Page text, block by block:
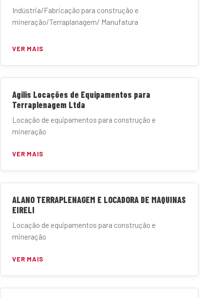
Indústria/Fabricação para construção e
mineração/Terraplanagem/ Manufatura
VER MAIS
Agilis Locações de Equipamentos para
Terraplenagem Ltda
Locação de equipamentos para construção e
mineração
VER MAIS
ALANO TERRAPLENAGEM E LOCADORA DE MAQUINAS
EIRELI
Locação de equipamentos para construção e
mineração
VER MAIS